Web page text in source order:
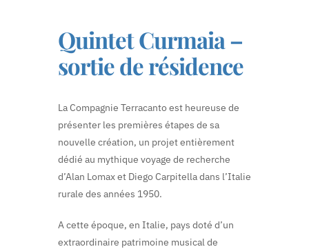
Quintet Curmaia –
sortie de résidence
La Compagnie Terracanto est heureuse de
présenter les premières étapes de sa
nouvelle création, un projet entièrement
dédié au mythique voyage de recherche
d’Alan Lomax et Diego Carpitella dans l’Italie
rurale des années 1950.
A cette époque, en Italie, pays doté d’un
extraordinaire patrimoine musical de